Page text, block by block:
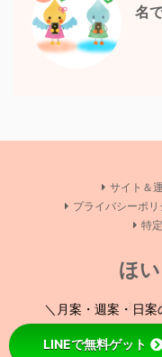
名
サイト＆
プライバシーポリ
特
ほ
あなた
Copyright© ほいくのおま
＼月案・週案・日
LINEで無料ゲット